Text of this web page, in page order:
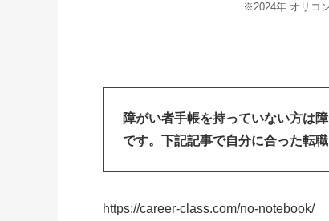
※2024年 オリコ
障がい者手帳を持っていない方は
です。下記記事で自分に合った転
https://career-class.com/no-notebook/